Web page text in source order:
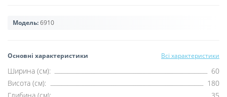
Модель:6910
Основні характеристики Всі характеристики
Ширина (см):
60
Висота (см):
180
Глибина (см):
35